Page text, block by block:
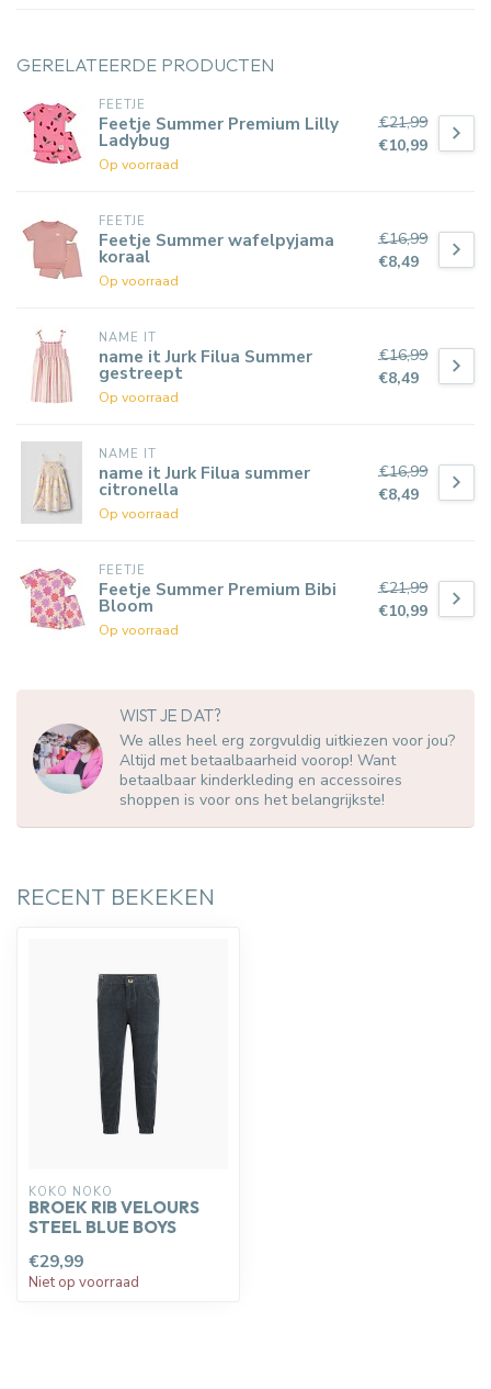
GERELATEERDE PRODUCTEN
FEETJE
Feetje Summer Premium Lilly
Ladybug
Op voorraad
€21,99
€10,99
FEETJE
Feetje Summer wafelpyjama
koraal
Op voorraad
€16,99
€8,49
NAME IT
name it Jurk Filua Summer
gestreept
Op voorraad
€16,99
€8,49
NAME IT
name it Jurk Filua summer
citronella
Op voorraad
€16,99
€8,49
FEETJE
Feetje Summer Premium Bibi
Bloom
Op voorraad
€21,99
€10,99
WIST JE DAT?
We alles heel erg zorgvuldig uitkiezen voor jou?
Altijd met betaalbaarheid voorop! Want
betaalbaar kinderkleding en accessoires
shoppen is voor ons het belangrijkste!
RECENT BEKEKEN
KOKO NOKO
BROEK RIB VELOURS
STEEL BLUE BOYS
€29,99
Niet op voorraad